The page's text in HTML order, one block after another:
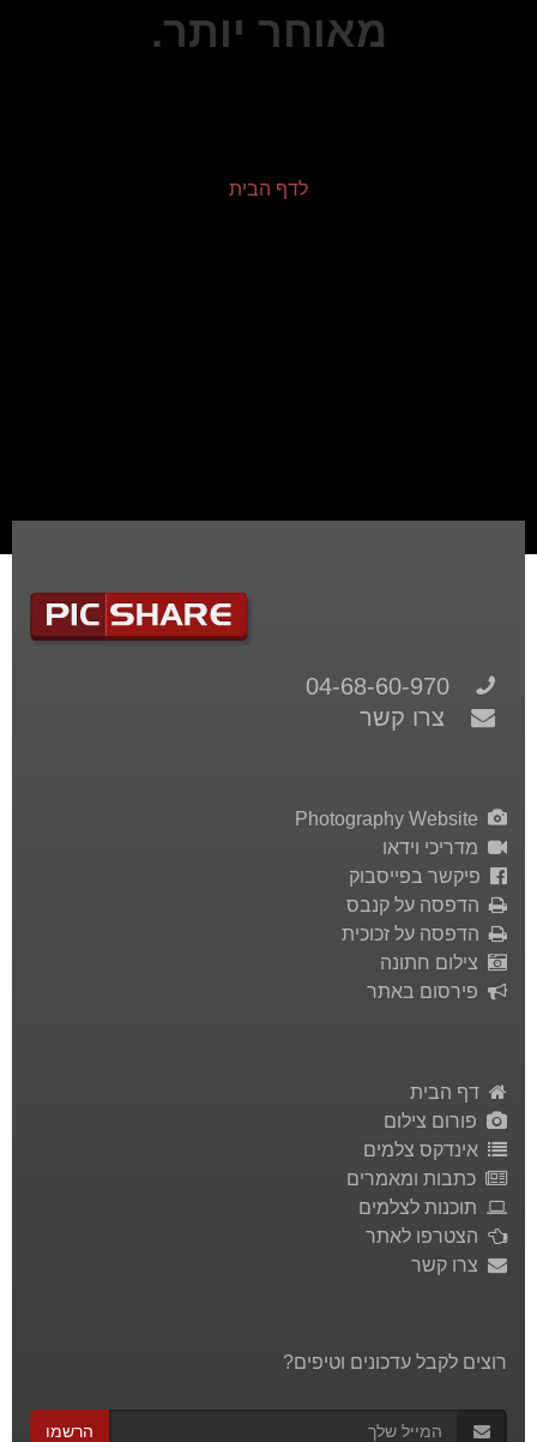
מאוחר יותר.
לדף הבית
צרו קשר
מדריכי וידאו
פיקשר בפייסבוק
הדפסה על קנבס
הדפסה על זכוכית
צילום חתונה
פירסום באתר
דף הבית
פורום צילום
אינדקס צלמים
כתבות ומאמרים
תוכנות לצלמים
הצטרפו לאתר
צרו קשר
רוצים לקבל עדכונים וטיפים?
הרשמו